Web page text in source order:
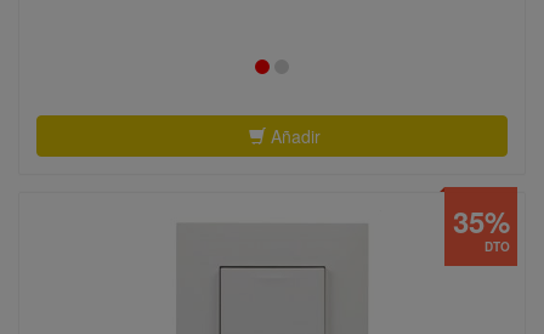
Añadir
DTO
35%